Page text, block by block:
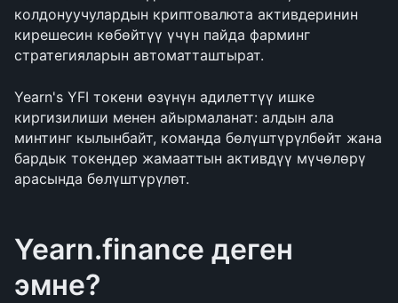
колдонуучулардын криптовалюта активдеринин
кирешесин көбөйтүү үчүн пайда фарминг
стратегияларын автоматташтырат.
Yearn's YFI токени өзүнүн адилеттүү ишке
киргизилиши менен айырмаланат: алдын ала
минтинг кылынбайт, команда бөлүштүрүлбөйт жана
бардык токендер жамааттын активдүү мүчөлөрү
арасында бөлүштүрүлөт.
Yearn.finance деген
эмне?